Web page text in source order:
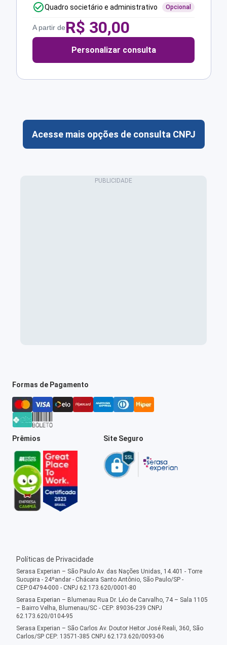
Quadro societário e administrativo Opcional
A partir deR$ 30,00
Personalizar consulta
Acesse mais opções de consulta CNPJ
Formas de Pagamento
Prêmios Site Seguro
Políticas de Privacidade
Serasa Experian – São Paulo Av. das Nações Unidas, 14.401 - Torre
Sucupira - 24ºandar - Chácara Santo Antônio, São Paulo/SP -
CEP:04794-000 - CNPJ 62.173.620/0001-80
Serasa Experian – Blumenau Rua Dr. Léo de Carvalho, 74 – Sala 1105
– Bairro Velha, Blumenau/SC - CEP: 89036-239 CNPJ
62.173.620/0104-95
Serasa Experian – São Carlos Av. Doutor Heitor José Reali, 360, São
Carlos/SP CEP: 13571-385 CNPJ 62.173.620/0093-06